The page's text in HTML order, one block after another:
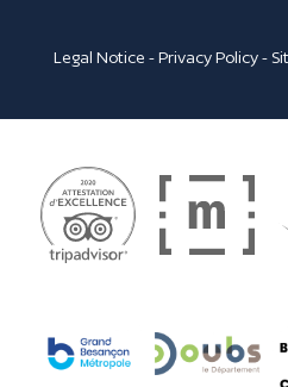
Legal Notice -Privacy Policy-